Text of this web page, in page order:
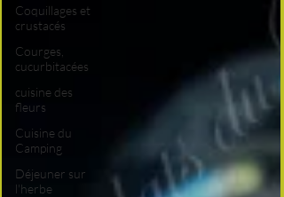
Coquillages et
crustacés
Courges,
cucurbitacées
cuisine des
fleurs
Cuisine du
Camping
Déjeuner sur
l'herbe